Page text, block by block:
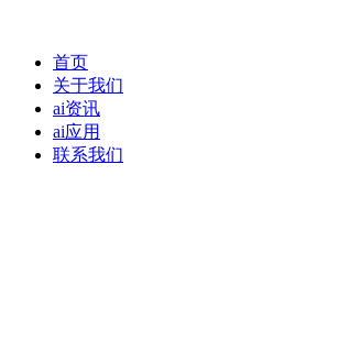
首页
关于我们
ai资讯
ai应用
联系我们